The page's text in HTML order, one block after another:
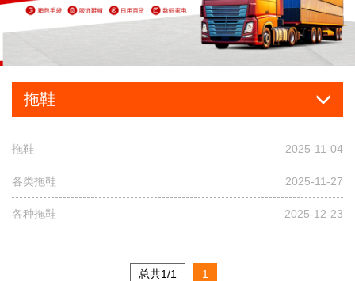
拖鞋
拖鞋 2025-11-04
各类拖鞋 2025-11-27
各种拖鞋 2025-12-23
总共1/1 1